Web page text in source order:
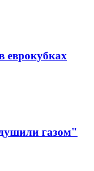
еврокубках
газом"